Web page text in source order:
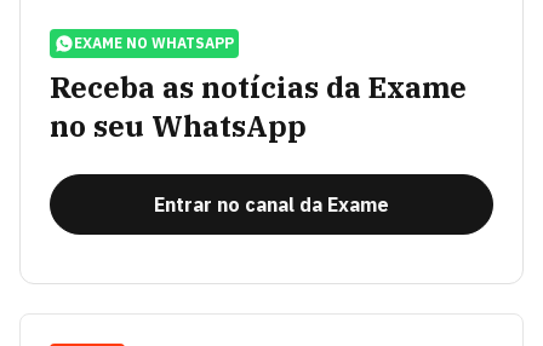
EXAME NO WHATSAPP
Receba as notícias da Exame
no seu WhatsApp
Entrar no canal da Exame